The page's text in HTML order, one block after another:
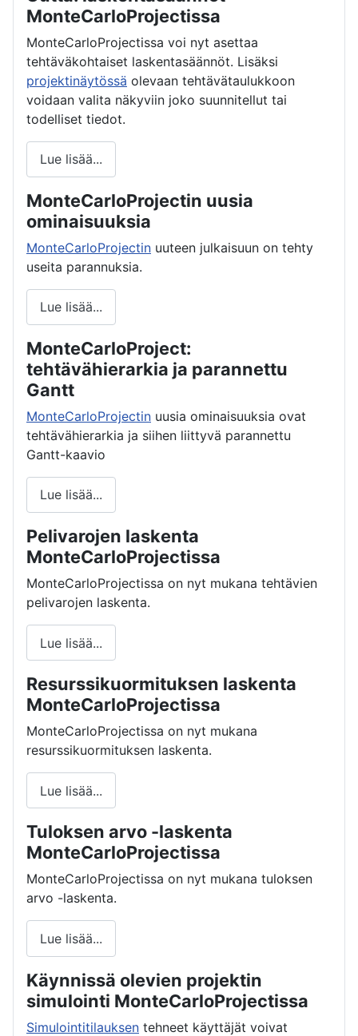
MonteCarloProjectissa
MonteCarloProjectissa voi nyt asettaa
tehtäväkohtaiset laskentasäännöt. Lisäksi
projektinäytössä olevaan tehtävätaulukkoon
voidaan valita näkyviin joko suunnitellut tai
todelliset tiedot.
Lue lisää...
MonteCarloProjectin uusia
ominaisuuksia
MonteCarloProjectin uuteen julkaisuun on tehty
useita parannuksia.
Lue lisää...
MonteCarloProject:
tehtävähierarkia ja parannettu
Gantt
MonteCarloProjectin uusia ominaisuuksia ovat
tehtävähierarkia ja siihen liittyvä parannettu
Gantt-kaavio
Lue lisää...
Pelivarojen laskenta
MonteCarloProjectissa
MonteCarloProjectissa on nyt mukana tehtävien
pelivarojen laskenta.
Lue lisää...
Resurssikuormituksen laskenta
MonteCarloProjectissa
MonteCarloProjectissa on nyt mukana
resurssikuormituksen laskenta.
Lue lisää...
Tuloksen arvo -laskenta
MonteCarloProjectissa
MonteCarloProjectissa on nyt mukana tuloksen
arvo -laskenta.
Lue lisää...
Käynnissä olevien projektin
simulointi MonteCarloProjectissa
Simulointitilauksen tehneet käyttäjät voivat